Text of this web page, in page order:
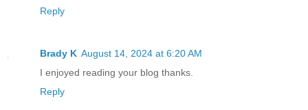
Reply
Brady K August 14, 2024 at 6:20 AM
I enjoyed reading your blog thanks.
Reply